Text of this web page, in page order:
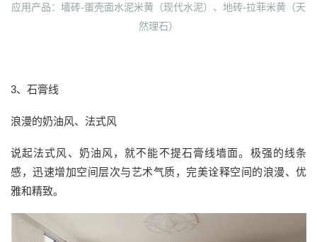
应用产品：墙砖-蛋壳面水泥米黄（现代水泥）、地砖-拉菲米黄（天
然理石）
3、石膏线
浪漫的奶油风、法式风
说起法式风、奶油风，就不能不提石膏线墙面。极强的线条
感，迅速增加空间层次与艺术气质，完美诠释空间的浪漫、优
雅和精致。